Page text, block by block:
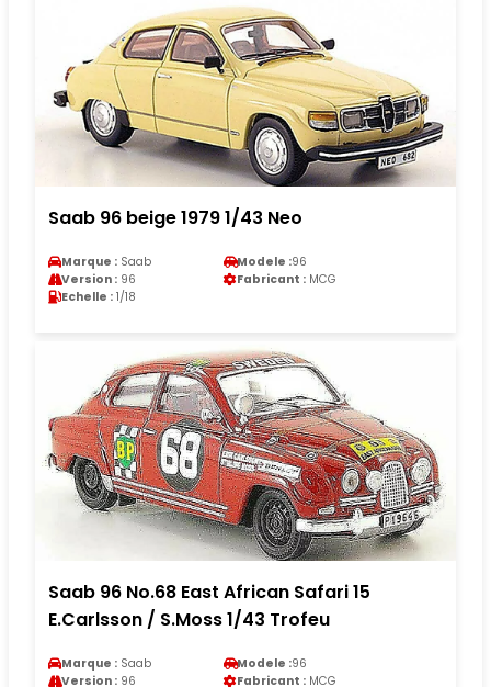
Saab 96 beige 1979 1/43 Neo
Marque : Saab Modele :96
Version : 96 Fabricant : MCG
Echelle : 1/18
Saab 96 No.68 East African Safari 15
E.Carlsson / S.Moss 1/43 Trofeu
Marque : Saab Modele :96
Version : 96 Fabricant : MCG